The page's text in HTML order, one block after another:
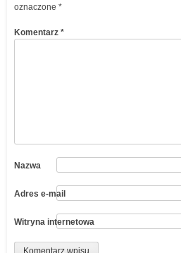
oznaczone *
Komentarz *
Nazwa
Adres e-mail
Witryna internetowa